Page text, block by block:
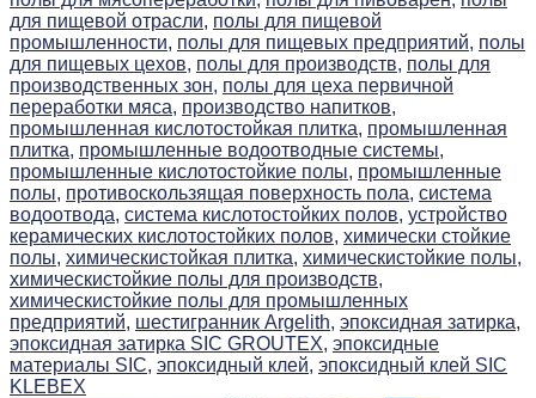
для пищевой отрасли, полы для пищевой
промышленности, полы для пищевых предприятий, полы
для пищевых цехов, полы для производств, полы для
производственных зон, полы для цеха первичной
переработки мяса, производство напитков,
промышленная кислотостойкая плитка, промышленная
плитка, промышленные водоотводные системы,
промышленные кислотостойкие полы, промышленные
полы, противоскользящая поверхность пола, система
водоотвода, система кислотостойких полов, устройство
керамических кислотостойких полов, химически стойкие
полы, химическистойкая плитка, химическистойкие полы,
химическистойкие полы для производств,
химическистойкие полы для промышленных
предприятий, шестигранник Argelith, эпоксидная затирка,
эпоксидная затирка SIC GROUTEX, эпоксидные
материалы SIC, эпоксидный клей, эпоксидный клей SIC
KLEBEX